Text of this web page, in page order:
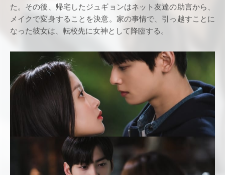
た。その後、帰宅したジュギョンはネット友達の助言から、
メイクで変身することを決意。家の事情で、引っ越すことに
なった彼女は、転校先に女神として降臨する。